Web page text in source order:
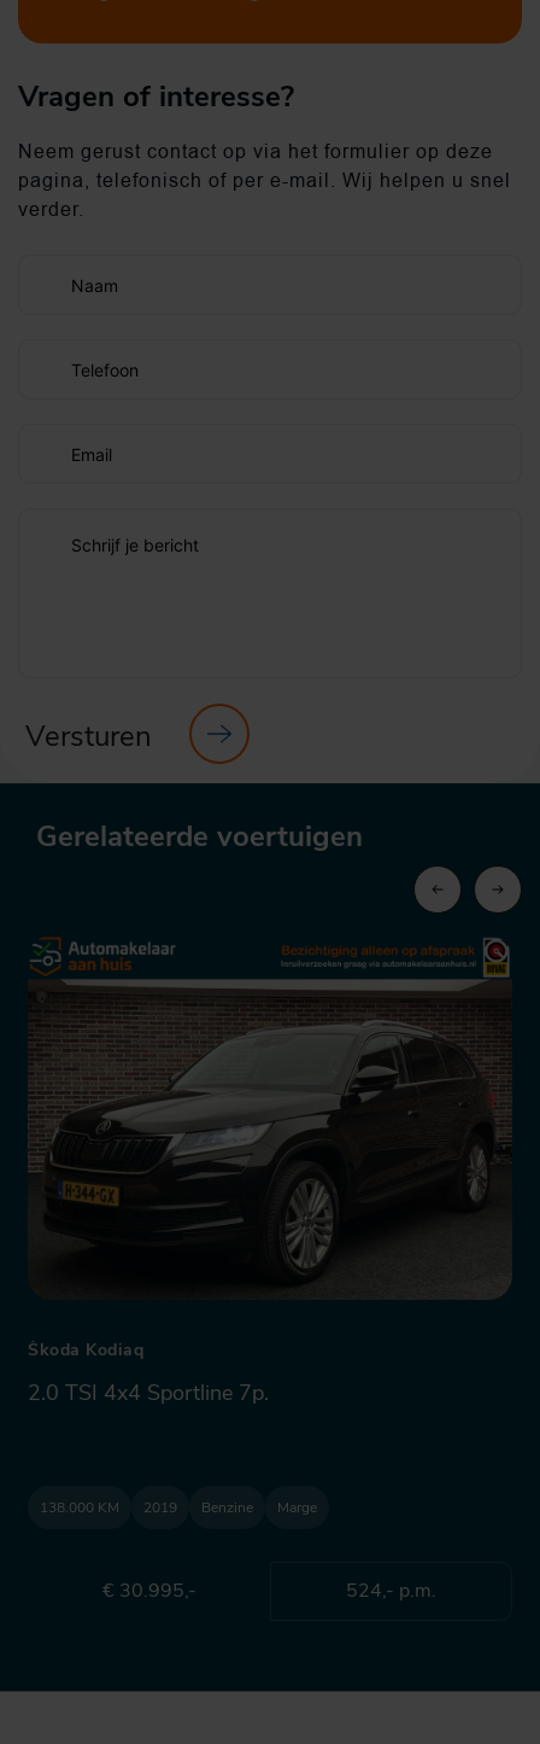
Vragen of interesse?
Neem gerust contact op via het formulier op deze
pagina, telefonisch of per e-mail. Wij helpen u snel
verder.
Naam
Telefoon
Email
Schrijf je bericht
Versturen
Gerelateerde voertuigen
Škoda Kodiaq
2.0 TSI 4x4 Sportline 7p.
138.000 KM 2019 Benzine Marge
€ 30.995,- 524,- p.m.